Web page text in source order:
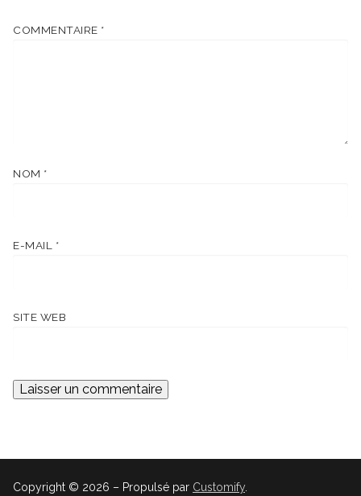
COMMENTAIRE *
NOM *
E-MAIL *
SITE WEB
Copyright © 2026 – Propulsé par Customify